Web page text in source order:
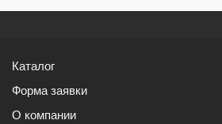
Каталог
Форма заявки
О компании